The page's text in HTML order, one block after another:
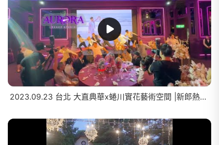
2023.09.23 台北 大直典華x蜷川實花藝術空間 |新郎熱舞秀